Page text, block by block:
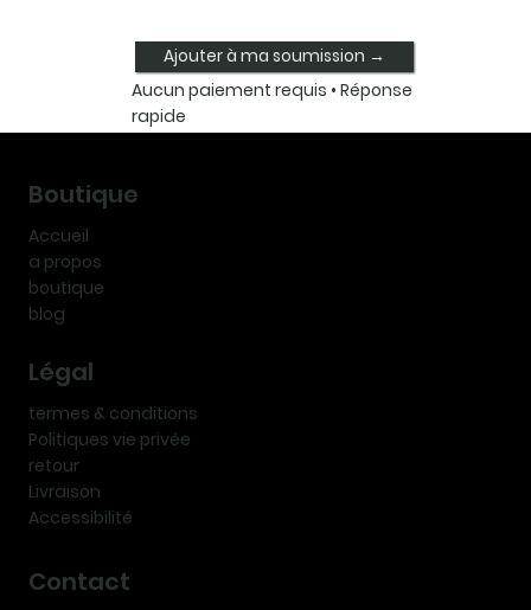
Ajouter à ma soumission →
Aucun paiement requis • Réponse
rapide
Boutique
Accueil
a propos
boutique
blog
Légal
termes & conditions
Politiques vie privée
retour
Livraison
Accessibilité
Contact